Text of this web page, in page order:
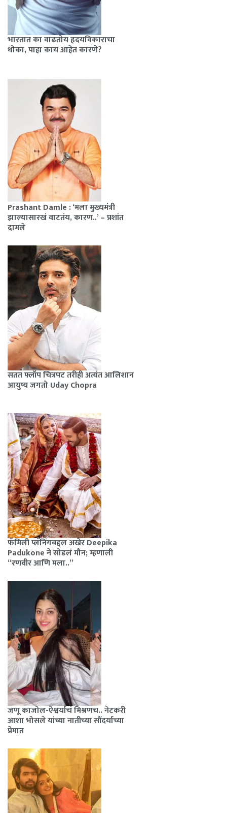
भारतात का वाढतोय हृदयविकाराचा
धोका, पाहा काय आहेत कारणे?
Prashant Damle : ‘मला मुख्यमंत्री
झाल्यासारखं वाटतंय, कारण..’ – प्रशांत
दामले
सतत फ्लॉप चित्रपट तरीही अत्यंत आलिशान
आयुष्य जगतो Uday Chopra
फॅमिली प्लॅनिंगबद्दल अखेर Deepika
Padukone ने सोडलं मौन; म्हणाली
“रणवीर आणि मला..”
जणू काजोल-ऐश्वर्याचं मिश्रणच.. नेटकरी
आशा भोसले यांच्या नातीच्या सौंदर्याच्या
प्रेमात